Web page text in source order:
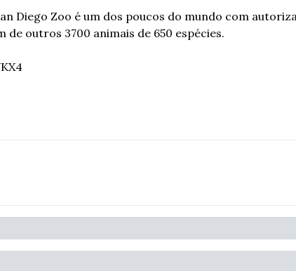
Diego Zoo é um dos poucos do mundo com
de outros 3700 animais de 650 espécies.